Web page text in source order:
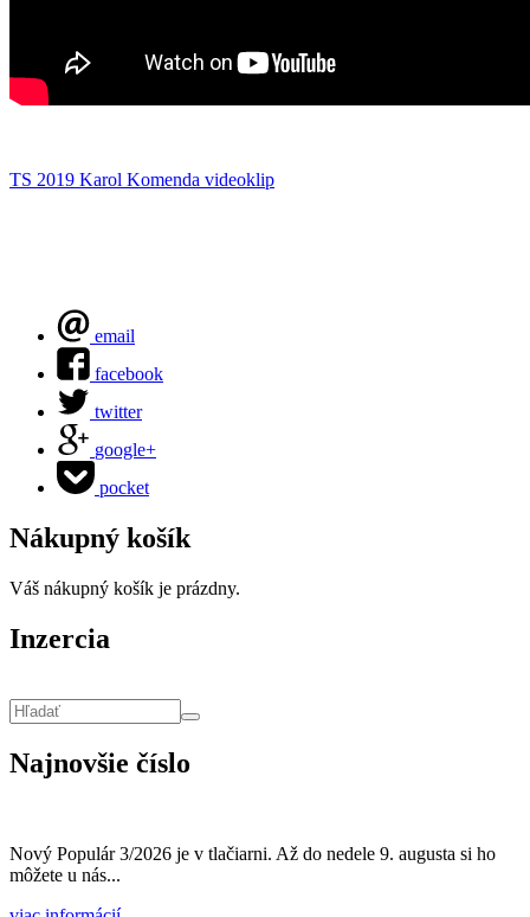
TS 2019 Karol Komenda videoklip
email
facebook
twitter
google+
pocket
Nákupný košík
Váš nákupný košík je prázdny.
Inzercia
Najnovšie číslo
Nový Populár 3/2026 je v tlačiarni. Až do nedele 9. augusta si ho
môžete u nás...